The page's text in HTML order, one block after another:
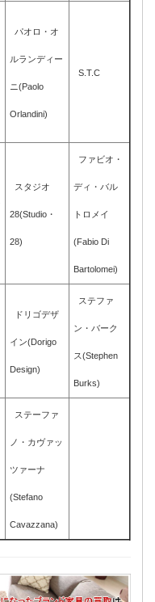
パオロ・オ
ルランディー
ニ(Paolo
Orlandini)
S.T.C
スタジオ
28(Studio・
28)
ファビオ・
ディ・バル
トロメイ
(Fabio Di
Bartolomei)
ドリゴデザ
イン(Dorigo
Design)
ステファ
ン・バーク
ス(Stephen
Burks)
ステーファ
ノ・カヴァッ
ツァーナ
(Stefano
Cavazzana)